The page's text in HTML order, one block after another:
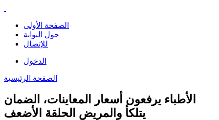
الصفحة الأولى
حول البوابة
للإتصال
الدخول
الصفحة الرئيسية
الأطباء يرفعون أسعار المعاينات، الضمان
يتلكأ والمريض الحلقة الأضعف